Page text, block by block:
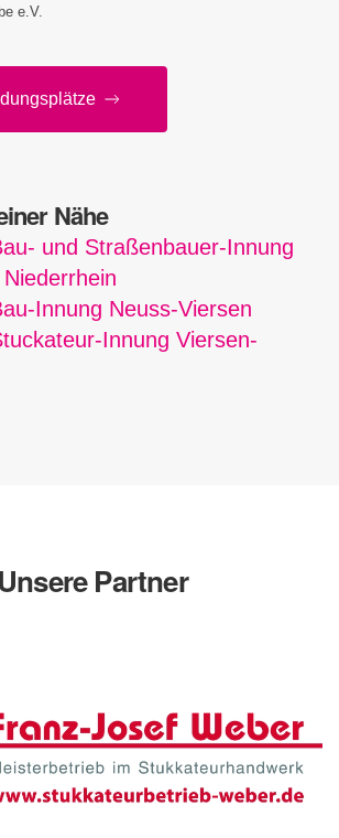
e.V.
Nähe
und Straßenbauer-Innung
Innung Neuss-Viersen
Innung Viersen-
Unsere Partner